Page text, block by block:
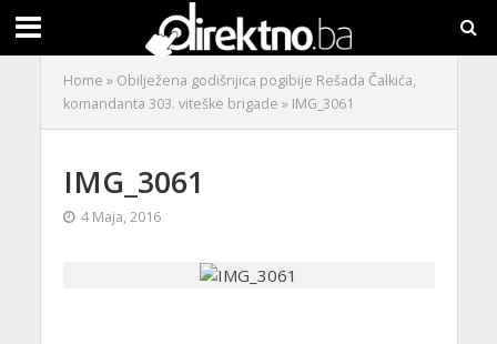
Home » Obilježena godišnjica pogibije Rešada Čalkića,
komandanta 303. viteške brigade » IMG_3061
IMG_3061
4 Maja, 2016